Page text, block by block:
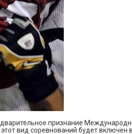
признание
вид соревнований будет